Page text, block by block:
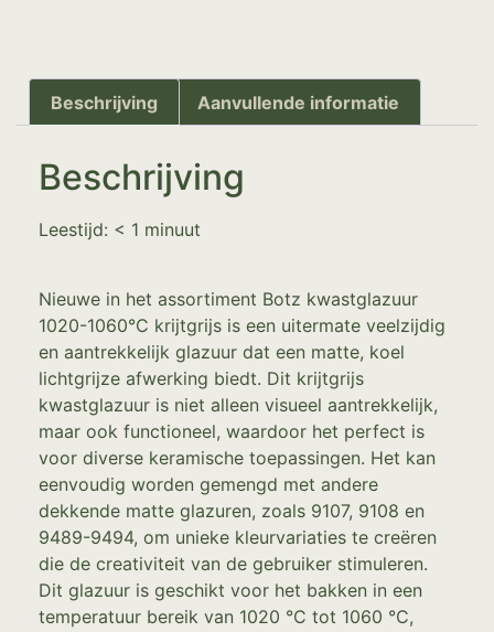
Beschrijving Aanvullende informatie
Beschrijving
Leestijd: < 1 minuut
Nieuwe in het assortiment Botz kwastglazuur
1020-1060°C krijtgrijs is een uitermate veelzijdig
en aantrekkelijk glazuur dat een matte, koel
lichtgrijze afwerking biedt. Dit krijtgrijs
kwastglazuur is niet alleen visueel aantrekkelijk,
maar ook functioneel, waardoor het perfect is
voor diverse keramische toepassingen. Het kan
eenvoudig worden gemengd met andere
dekkende matte glazuren, zoals 9107, 9108 en
9489-9494, om unieke kleurvariaties te creëren
die de creativiteit van de gebruiker stimuleren.
Dit glazuur is geschikt voor het bakken in een
temperatuur bereik van 1020 °C tot 1060 °C,